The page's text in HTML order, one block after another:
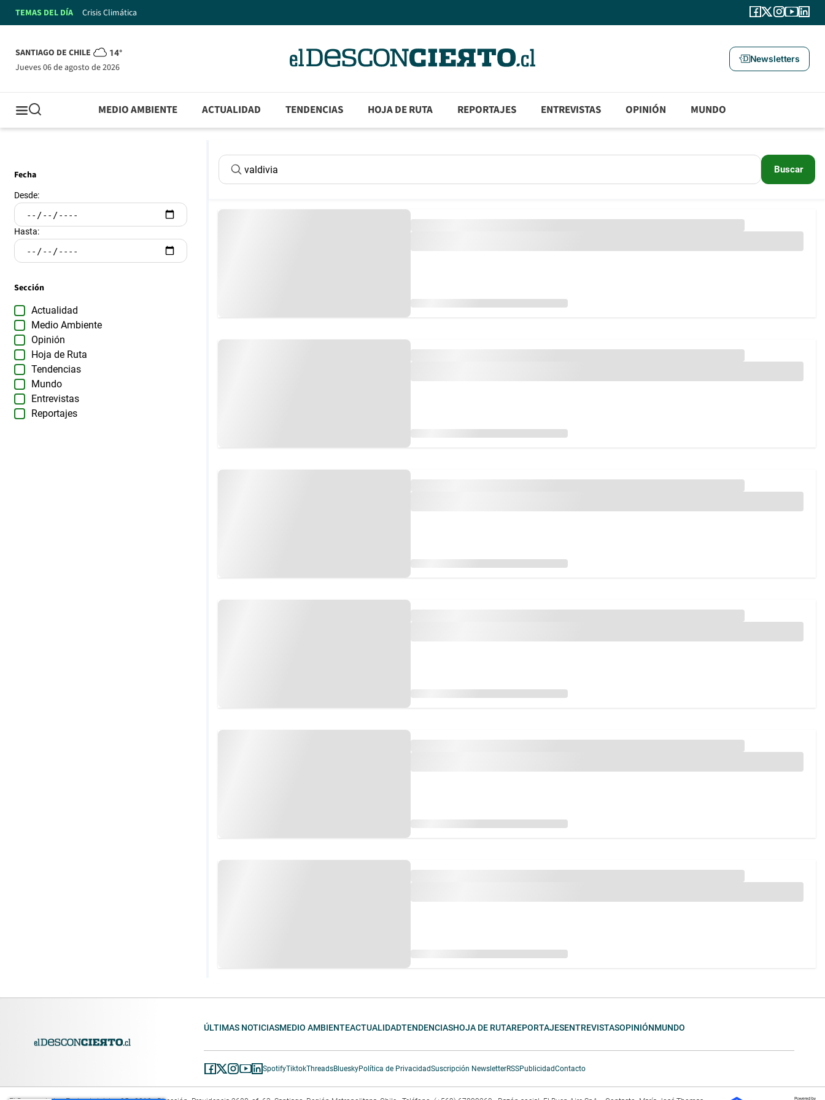
TEMAS DEL DÍA Crisis Climática
SANTIAGO DE CHILE 14°
jueves 06 de agosto de 2026
Newsletters
MEDIO AMBIENTE ACTUALIDAD TENDENCIAS HOJA DE RUTA REPORTAJES ENTREVISTAS OPINIÓN MUNDO
Fecha
Desde:
Hasta:
Sección
Actualidad
Medio Ambiente
Opinión
Hoja de Ruta
Tendencias
Mundo
Entrevistas
Reportajes
Buscar
ÚLTIMAS NOTICIASMEDIO AMBIENTEACTUALIDADTENDENCIASHOJA DE RUTAREPORTAJESENTREVISTASOPINIÓNMUNDO
SpotifyTiktokThreadsBlueskyPolítica de PrivacidadSuscripción NewsletterRSSPublicidadContacto